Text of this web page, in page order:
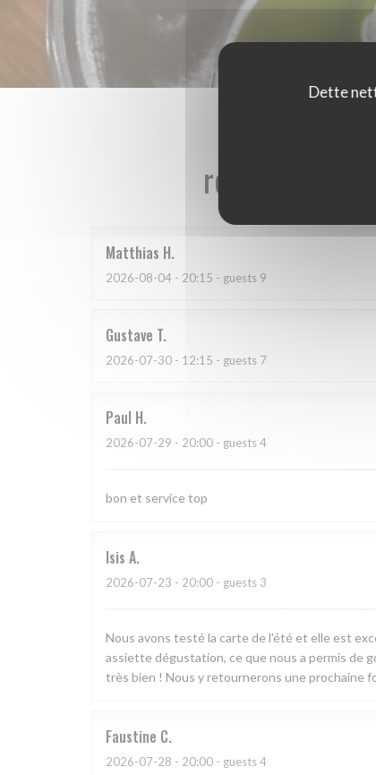
Dette
Matthias H
2026-08-04 - 20:15 - guests 9
Gustave T
2026-07-30 - 12:15 - guests 7
Paul H
2026-07-29 - 20:00 - guests 4
bon et service top
Isis A
2026-07-23 - 20:00 - guests 3
Nous avons testé la carte de l'été et elle est
assiette dégustation, ce que nous a permis de
très bien ! Nous y retournerons une prochaine
Faustine C
2026-07-28 - 20:00 - guests 4